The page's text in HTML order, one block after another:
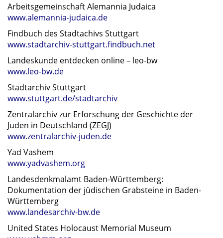
Arbeitsgemeinschaft Alemannia Judaica
www.alemannia-judaica.de
Findbuch des Stadtachivs Stuttgart
www.stadtarchiv-stuttgart.findbuch.net
Landeskunde entdecken online – leo-bw
www.leo-bw.de
Stadtarchiv Stuttgart
www.stuttgart.de/stadtarchiv
Zentralarchiv zur Erforschung der Geschichte der
Juden in Deutschland (ZEGJ)
www.zentralarchiv-juden.de
Yad Vashem
www.yadvashem.org
Landesdenkmalamt Baden-Württemberg:
Dokumentation der jüdischen Grabsteine in Baden-
Württemberg
www.landesarchiv-bw.de
United States Holocaust Memorial Museum